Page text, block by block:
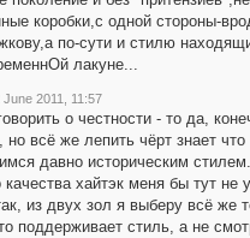
коробки,с одной стороны-
по-сути и стилю
лакуне...
June 2011, 11:57
о честности - то да,
но всё же лепить чёрт знает
давно историческим
качества хайтэк меня бы тут не
из двух зол я выберу всё же
поддерживает стиль, а не